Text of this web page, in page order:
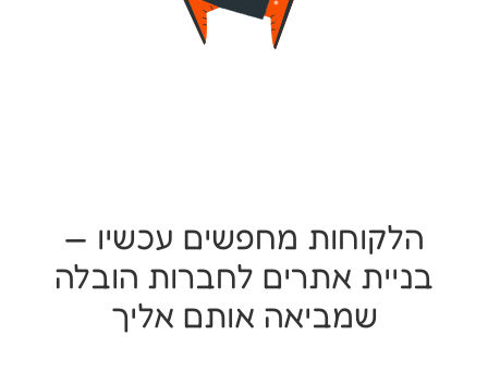
הלקוחות מחפשים עכשיו —
בניית אתרים לחברות הובלה
שמביאה אותם אליך